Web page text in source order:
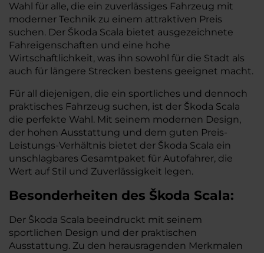
Wahl für alle, die ein zuverlässiges Fahrzeug mit
moderner Technik zu einem attraktiven Preis
suchen. Der Škoda Scala bietet ausgezeichnete
Fahreigenschaften und eine hohe
Wirtschaftlichkeit, was ihn sowohl für die Stadt als
auch für längere Strecken bestens geeignet macht.
Für all diejenigen, die ein sportliches und dennoch
praktisches Fahrzeug suchen, ist der Škoda Scala
die perfekte Wahl. Mit seinem modernen Design,
der hohen Ausstattung und dem guten Preis-
Leistungs-Verhältnis bietet der Škoda Scala ein
unschlagbares Gesamtpaket für Autofahrer, die
Wert auf Stil und Zuverlässigkeit legen.
Besonderheiten des Škoda Scala:
Der Škoda Scala beeindruckt mit seinem
sportlichen Design und der praktischen
Ausstattung. Zu den herausragenden Merkmalen